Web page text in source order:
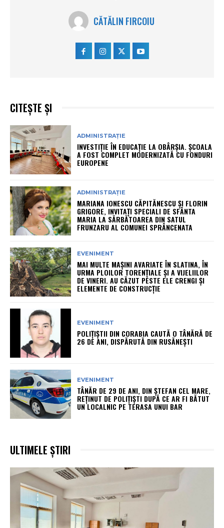
CĂTĂLIN FIRCOIU
CITEȘTE ȘI
ADMINISTRAȚIE
INVESTIȚIE ÎN EDUCAȚIE LA OBÂRȘIA. ȘCOALA
A FOST COMPLET MODERNIZATĂ CU FONDURI
EUROPENE
ADMINISTRAȚIE
MARIANA IONESCU CĂPITĂNESCU ȘI FLORIN
GRIGORE, INVITAȚI SPECIALI DE SFÂNTA
MARIA LA SĂRBĂTOAREA DIN SATUL
FRUNZARU AL COMUNEI SPRÂNCENATA
EVENIMENT
MAI MULTE MAȘINI AVARIATE ÎN SLATINA, ÎN
URMA PLOILOR TORENȚIALE ȘI A VIJELIILOR
DE VINERI. AU CĂZUT PESTE ELE CRENGI ȘI
ELEMENTE DE CONSTRUCȚIE
EVENIMENT
POLIȚIȘTII DIN CORABIA CAUTĂ O TÂNĂRĂ DE
26 DE ANI, DISPĂRUTĂ DIN RUSĂNEȘTI
EVENIMENT
TÂNĂR DE 29 DE ANI, DIN ȘTEFAN CEL MARE,
REȚINUT DE POLIȚIȘTI DUPĂ CE AR FI BĂTUT
UN LOCALNIC PE TERASA UNUI BAR
ULTIMELE ȘTIRI